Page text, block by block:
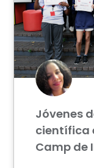
Jóvenes
científica
Camp de